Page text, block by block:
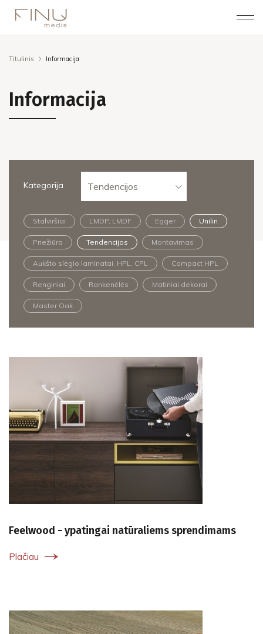
Titulinis Informacija
Informacija
Kategorija Tendencijos
Stalviršiai LMDP, LMDF Egger Unilin
Priežiūra Tendencijos Montavimas
Aukšto slėgio laminatai, HPL, CPL Compact HPL
Renginiai Rankenėlės Matiniai dekorai
Master Oak
Feelwood - ypatingai natūraliems sprendimams
Plačiau